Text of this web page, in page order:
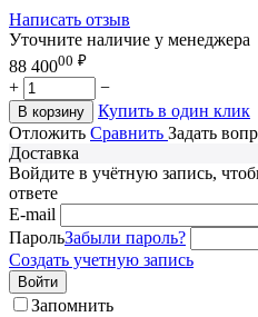
Написать отзыв
Уточните наличие у менеджера
88 40000 ₽
+ −
В корзину
Купить в один клик
Отложить Сравнить Задать
Доставка
Войдите в учётную запись,
ответе
E-mail
ПарольЗабыли пароль?
Создать учетную запись
Войти
Запомнить